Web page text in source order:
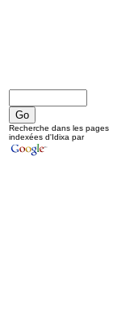
Recherche dans les pages
indexées d'Idixa par